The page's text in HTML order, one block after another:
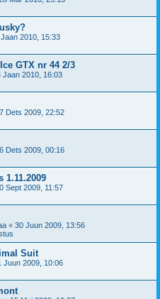
2010, 15:33
GTX nr 44 2/3
Jaan 2010, 16:03
Dets 2009, 22:52
Dets 2009, 00:16
Sept 2009, 11:57
« 30 Juun 2009, 13:56
Suit
Juun 2009, 10:06